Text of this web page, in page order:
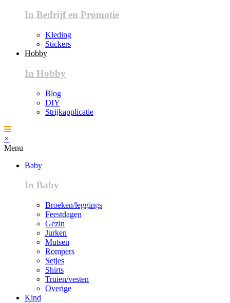
In Bedrijf en Promotie
Kleding
Stickers
Hobby
In Hobby
Blog
DIY
Strijkapplicatie
×
Menu
Baby
In Baby
Broeken/leggings
Feestdagen
Gezin
Jurken
Mutsen
Rompers
Setjes
Shirts
Truien/vesten
Overige
Kind